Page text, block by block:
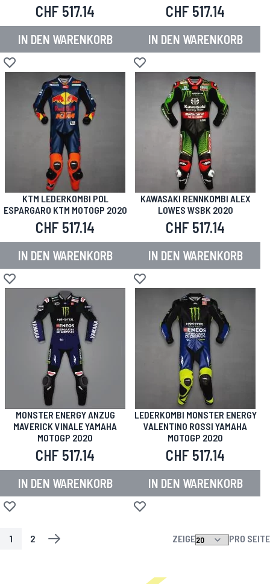
CHF 517.14
IN DEN WARENKORB
Zur Wunschliste hinzufügen
CHF 517.14
IN DEN WARENKORB
Zur Wunschliste hinzufügen
KTM LEDERKOMBI POL
ESPARGARO KTM MOTOGP 2020
CHF 517.14
IN DEN WARENKORB
Zur Wunschliste hinzufügen
KAWASAKI RENNKOMBI ALEX
LOWES WSBK 2020
CHF 517.14
IN DEN WARENKORB
Zur Wunschliste hinzufügen
MONSTER ENERGY ANZUG
MAVERICK VINALE YAMAHA
MOTOGP 2020
CHF 517.14
IN DEN WARENKORB
Zur Wunschliste hinzufügen
LEDERKOMBI MONSTER ENERGY
VALENTINO ROSSI YAMAHA
MOTOGP 2020
CHF 517.14
IN DEN WARENKORB
Zur Wunschliste hinzufügen
SEITESIE LESEN GERADE DIE SEITE
1
SEITE
2
SEITE
WEITER
ZEIGE PRO SEITE